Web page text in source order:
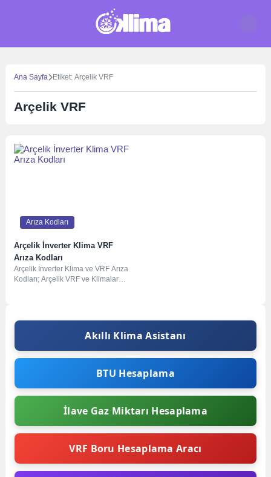
Ana Sayfa Etiket: Arçelik VRF
Arçelik VRF
Arıza Kodları
Arçelik İnverter Klima VRF
Arıza Kodları
Arçelik İnverter Klima ve VRF Arıza
Kodları; Arçelik VRF ve Klimalarda
Akıllı Klima Asistanı
BTU Hesaplama
İlave Gaz Miktarı Hesaplama
VRF Boru Hesaplama Aracı